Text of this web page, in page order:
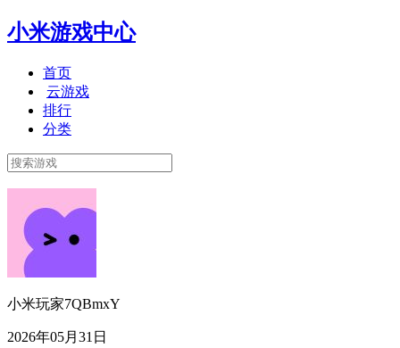
小米游戏中心
首页
云游戏
排行
分类
小米玩家7QBmxY
2026年05月31日